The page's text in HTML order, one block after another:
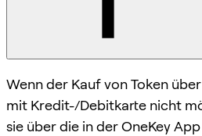
Wenn der Kauf von Token
mit Kredit-/Debitkarte nicht
sie über die in der OneKey